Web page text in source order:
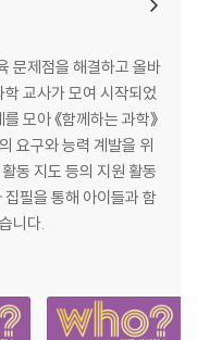
문제점을 해결하고 올바
교사가 모여 시작되었
모아 《함께하는 과학》
요구와 능력 계발을 위
동 지도 등의 지원 활동
필을 통해 아이들과 함
니다.